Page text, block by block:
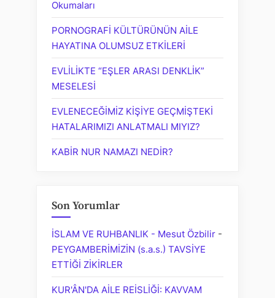
Okumaları
PORNOGRAFİ KÜLTÜRÜNÜN AİLE
HAYATINA OLUMSUZ ETKİLERİ
EVLİLİKTE “EŞLER ARASI DENKLİK”
MESELESİ
EVLENECEĞİMİZ KİŞİYE GEÇMİŞTEKİ
HATALARIMIZI ANLATMALI MIYIZ?
KABİR NUR NAMAZI NEDİR?
Son Yorumlar
İSLAM VE RUHBANLIK - Mesut Özbilir -
PEYGAMBERİMİZİN (s.a.s.) TAVSİYE
ETTİĞİ ZİKİRLER
KUR'ÂN'DA AİLE REİSLİĞİ: KAVVAM